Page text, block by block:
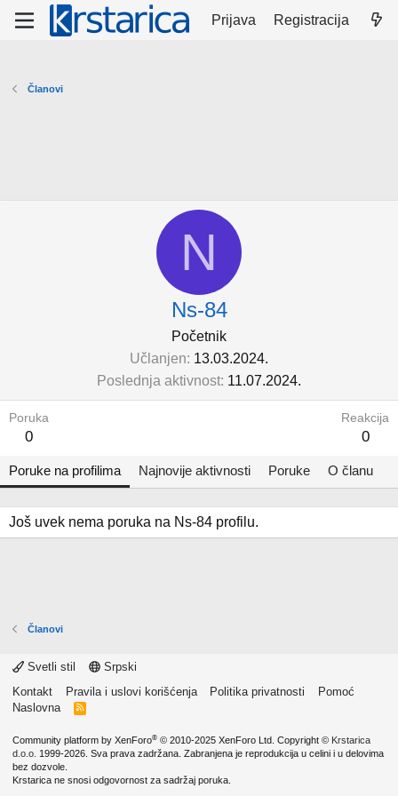
Prijava Registracija
Članovi
N
Ns-84
Početnik
Učlanjen 13.03.2024.
Poslednja aktivnost 11.07.2024.
Poruka
0
Reakcija
0
Poruke na profilima Najnovije aktivnosti Poruke O članu
Još uvek nema poruka na Ns-84 profilu.
Članovi
Svetli stil
Srpski
Kontakt
Pravila i uslovi korišćenja Politika privatnosti
Pomoć
Naslovna
R
Community platform by XenForo® © 2010-2025 XenForo Ltd. Copyright © Krstarica
d.o.o. 1999-2026. Sva prava zadržana. Zabranjena je reprodukcija u celini i u delovima
bez dozvole.
Krstarica ne snosi odgovornost za sadržaj poruka.